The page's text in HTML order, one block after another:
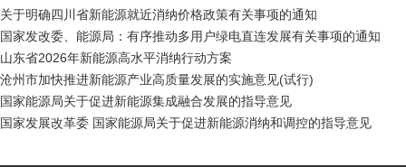
关于明确四川省新能源就近消纳价格政策有关事项的通知
国家发改委、能源局：有序推动多用户绿电直连发展有关事项的通知
山东省2026年新能源高水平消纳行动方案
沧州市加快推进新能源产业高质量发展的实施意见(试行)
国家能源局关于促进新能源集成融合发展的指导意见
国家发展改革委 国家能源局关于促进新能源消纳和调控的指导意见